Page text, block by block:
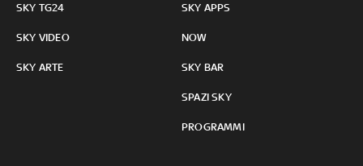
SKY TG24
SKY VIDEO
SKY ARTE
SKY APPS
NOW
SKY BAR
SPAZI SKY
PROGRAMMI